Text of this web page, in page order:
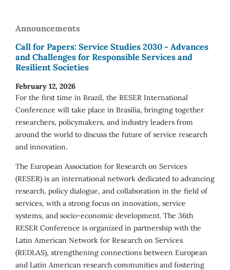
Announcements
Call for Papers: Service Studies 2030 - Advances
and Challenges for Responsible Services and
Resilient Societies
February 12, 2026
For the first time in Brazil, the RESER International
Conference will take place in Brasília, bringing together
researchers, policymakers, and industry leaders from
around the world to discuss the future of service research
and innovation.
The European Association for Research on Services
(RESER) is an international network dedicated to advancing
research, policy dialogue, and collaboration in the field of
services, with a strong focus on innovation, service
systems, and socio-economic development. The 36th
RESER Conference is organized in partnership with the
Latin American Network for Research on Services
(REDLAS), strengthening connections between European
and Latin American research communities and fostering